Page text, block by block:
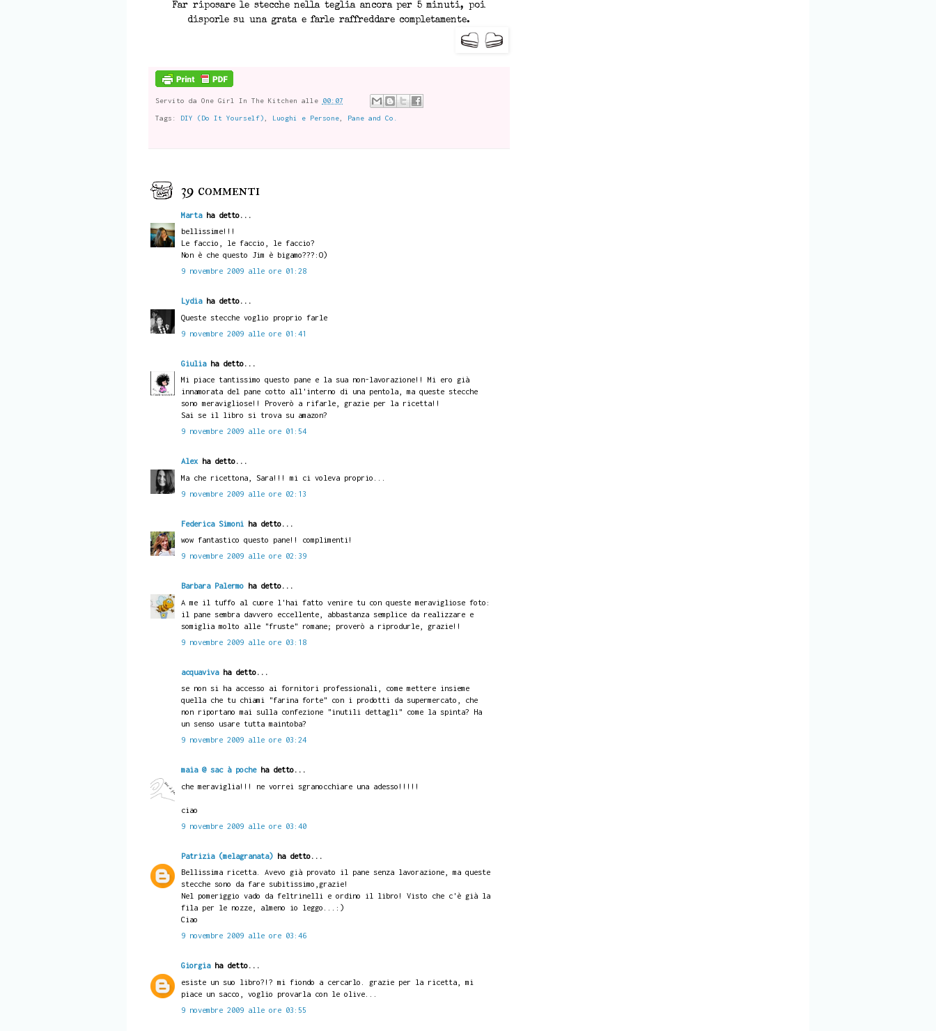
Far riposare le stecche nella teglia ancora per 5 minuti, poi
disporle su una grata e farle raffreddare completamente.
Servito da One Girl In The Kitchen alle 00:07
Tags: DIY (Do It Yourself), Luoghi e Persone, Pane and Co.
39 commenti
Martaha detto...
bellissime!!!
Le faccio, le faccio, le faccio?
Non è che questo Jim è bigamo???:O)
9 novembre 2009 alle ore 01:28
Lydiaha detto...
Queste stecche voglio proprio farle
9 novembre 2009 alle ore 01:41
Giuliaha detto...
Mi piace tantissimo questo pane e la sua non-lavorazione!! Mi ero già
innamorata del pane cotto all'interno di una pentola, ma queste stecche
sono meravigliose!! Proverò a rifarle, grazie per la ricetta!!
Sai se il libro si trova su amazon?
9 novembre 2009 alle ore 01:54
Alexha detto...
Ma che ricettona, Sara!!! mi ci voleva proprio...
9 novembre 2009 alle ore 02:13
Federica Simoniha detto...
wow fantastico questo pane!! complimenti!
9 novembre 2009 alle ore 02:39
Barbara Palermoha detto...
A me il tuffo al cuore l'hai fatto venire tu con queste meravigliose foto:
il pane sembra davvero eccellente, abbastanza semplice da realizzare e
somiglia molto alle "fruste" romane; proverò a riprodurle, grazie!!
9 novembre 2009 alle ore 03:18
acquavivaha detto...
se non si ha accesso ai fornitori professionali, come mettere insieme
quella che tu chiami "farina forte" con i prodotti da supermercato, che
non riportano mai sulla confezione "inutili dettagli" come la spinta? Ha
un senso usare tutta maintoba?
9 novembre 2009 alle ore 03:24
maia @ sac à pocheha detto...
che meraviglia!!! ne vorrei sgranocchiare una adesso!!!!!
ciao
9 novembre 2009 alle ore 03:40
Patrizia (melagranata)ha detto...
Bellissima ricetta. Avevo già provato il pane senza lavorazione, ma queste
stecche sono da fare subitissimo,grazie!
Nel pomeriggio vado da feltrinelli e ordino il libro! Visto che c'è già la
fila per le nozze, almeno io leggo...:)
Ciao
9 novembre 2009 alle ore 03:46
Giorgiaha detto...
esiste un suo libro?!? mi fiondo a cercarlo. grazie per la ricetta, mi
piace un sacco, voglio provarla con le olive...
9 novembre 2009 alle ore 03:55